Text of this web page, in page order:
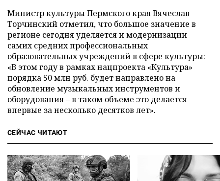
Министр культуры Пермского края Вячеслав
Торчинский отметил, что большое значение в
регионе сегодня уделяется и модернизации
самих средних профессиональных
образовательных учреждений в сфере культуры:
«В этом году в рамках нацпроекта «Культура»
порядка 50 млн руб. будет направлено на
обновление музыкальных инструментов и
оборудования – в таком объеме это делается
впервые за несколько десятков лет».
СЕЙЧАС ЧИТАЮТ